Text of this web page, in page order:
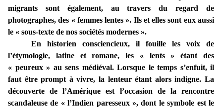
migrants sont également, au travers du regard de
photographes, des « femmes lentes ». Ils et elles sont eux aussi
le « sous-texte de nos sociétés modernes ».
En historien consciencieux, il fouille les voix de
l’étymologie, latine et romane, les « lents » étant des
« peureux » au sens médiéval. Lorsque le temps s’enfuit, il
faut être prompt à vivre, la lenteur étant alors indigne. La
découverte de l’Amérique est l’occasion de la rencontre
scandaleuse de « l’Indien paresseux », dont le symbole est le